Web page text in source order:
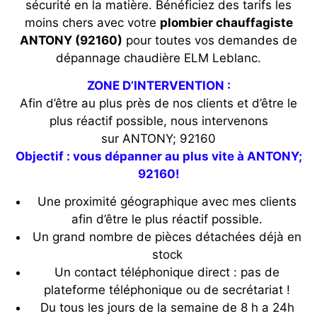
sécurité en la matière. Bénéficiez des tarifs les
moins chers avec votre plombier chauffagiste
ANTONY (92160) pour toutes vos demandes de
dépannage chaudière ELM Leblanc.
ZONE D’INTERVENTION :
Afin d’être au plus près de nos clients et d’être le
plus réactif possible, nous intervenons
sur ANTONY; 92160
Objectif : vous dépanner au plus vite à ANTONY;
92160!
Une proximité géographique avec mes clients
afin d’être le plus réactif possible.
Un grand nombre de pièces détachées déjà en
stock
Un contact téléphonique direct : pas de
plateforme téléphonique ou de secrétariat !
Du tous les jours de la semaine de 8 h a 24h